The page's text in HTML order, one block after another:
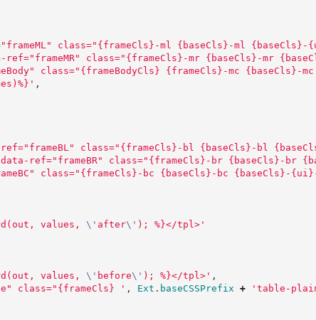
class="{frameCls}-ml {baseCls}-ml
class="{frameCls}-mr {baseCls}-mr
class="{frameBodyCls} {frameCls}-mc
' ,
class="{frameCls}-bl {baseCls}-bl
ref="frameBR" class="{frameCls}-br {baseCls}-
class="{frameCls}-bc {baseCls}-bc
values, \' after\' ); %}</tpl>'
values, \' before\' ); %}</tpl>' ,
class="{frameCls} ' , Ext . baseCSSPrefix + ' table-